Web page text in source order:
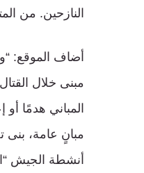
النازحين. من
المباني هدمًا
مبانٍ عامة، بنى
أنشطة الجيش